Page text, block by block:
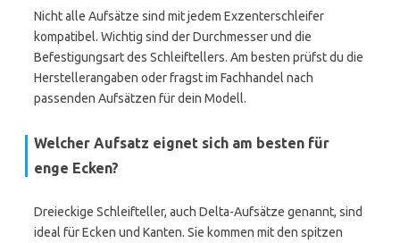
Nicht alle Aufsätze sind mit jedem Exzenterschleifer
kompatibel. Wichtig sind der Durchmesser und die
Befestigungsart des Schleiftellers. Am besten prüfst du die
Herstellerangaben oder fragst im Fachhandel nach
passenden Aufsätzen für dein Modell.
Welcher Aufsatz eignet sich am besten für
enge Ecken?
Dreieckige Schleifteller, auch Delta-Aufsätze genannt, sind
ideal für Ecken und Kanten. Sie kommen mit den spitzen